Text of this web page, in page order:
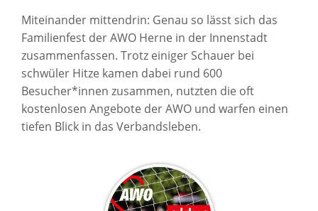
Miteinander mittendrin: Genau so lässt sich das
Familienfest der AWO Herne in der Innenstadt
zusammenfassen. Trotz einiger Schauer bei
schwüler Hitze kamen dabei rund 600
Besucher*innen zusammen, nutzten die oft
kostenlosen Angebote der AWO und warfen einen
tiefen Blick in das Verbandsleben.